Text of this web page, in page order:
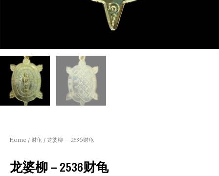
Home / 财龟 / 龙婆柳 – 2536财龟
龙婆柳 – 2536财龟